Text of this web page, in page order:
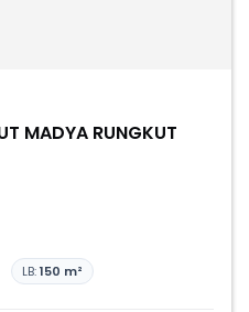
MADYA RUNGKUT
LB:150 m²